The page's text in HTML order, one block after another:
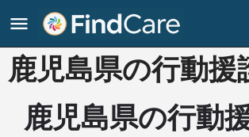
鹿児島県の行動援
鹿児島県の行動